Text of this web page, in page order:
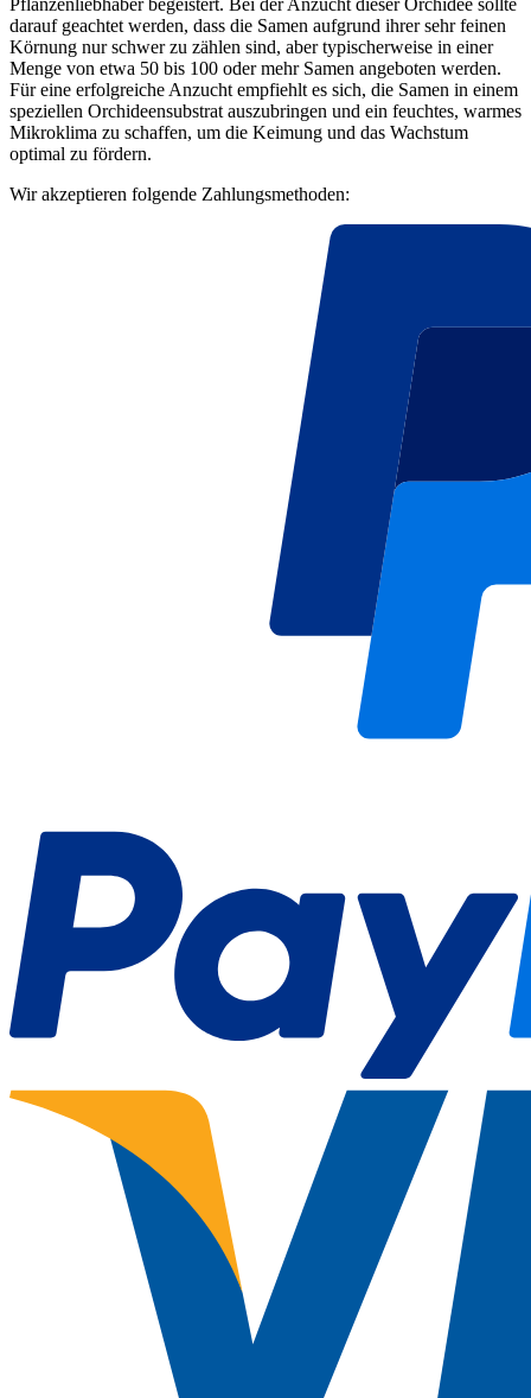
Pflanzenliebhaber begeistert. Bei der Anzucht dieser Orchidee sollte
darauf geachtet werden, dass die Samen aufgrund ihrer sehr feinen
Körnung nur schwer zu zählen sind, aber typischerweise in einer
Menge von etwa 50 bis 100 oder mehr Samen angeboten werden.
Für eine erfolgreiche Anzucht empfiehlt es sich, die Samen in einem
speziellen Orchideensubstrat auszubringen und ein feuchtes, warmes
Mikroklima zu schaffen, um die Keimung und das Wachstum
optimal zu fördern.
Wir akzeptieren folgende Zahlungsmethoden: